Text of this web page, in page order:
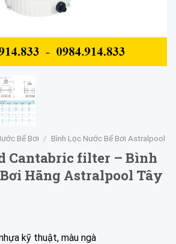
Bể Bơi / Bình Lọc Nước Bể Bơi Astralpool
Cantabric filter – Bình
Hãng Astralpool Tây
kỹ thuật, màu ngà